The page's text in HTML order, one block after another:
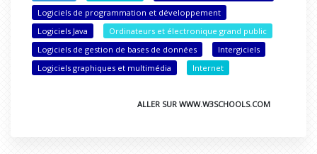
Logiciels de programmation et développement
Logiciels Java
Ordinateurs et électronique grand public
Logiciels de gestion de bases de données
Intergiciels
Logiciels graphiques et multimédia
Internet
ALLER SUR WWW.W3SCHOOLS.COM